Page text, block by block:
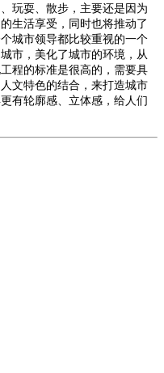
玩耍、散步，主要还是因为
生活享受，同时也将推动了
城市领导都比较重视的一个
市，美化了城市的环境，从
程的标准是很高的，需要具
文特色的结合，来打造城市
有轮廓感、立体感，给人们